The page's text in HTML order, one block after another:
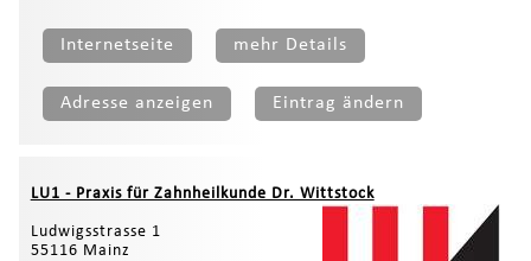
Internetseite mehr Details
Adresse anzeigen Eintrag ändern
LU1 - Praxis für Zahnheilkunde Dr. Wittstock
Ludwigsstrasse 1
55116 Mainz